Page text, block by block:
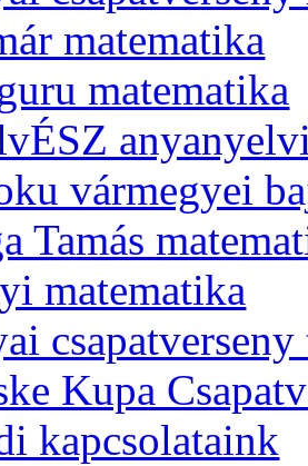
matematika
matematika
vármegyei
Tamás
matematika
Kupa
kapcsolataink